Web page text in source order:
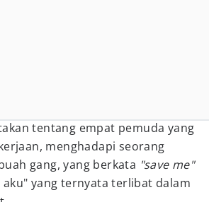
tentang empat pemuda yang
menghadapi seorang
gang, yang berkata "save me"
aku" yang ternyata terlibat dalam